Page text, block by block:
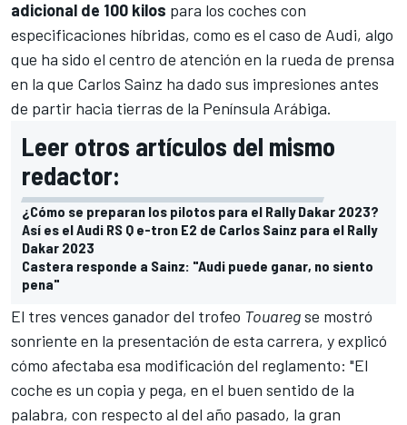
adicional de 100 kilos para los coches con
especificaciones híbridas, como es el caso de Audi, algo
que ha sido el centro de atención en la rueda de prensa
en la que Carlos Sainz ha dado sus impresiones antes
de partir hacia tierras de la Península Arábiga.
Leer otros artículos del mismo
redactor:
¿Cómo se preparan los pilotos para el Rally Dakar 2023?
Así es el Audi RS Q e-tron E2 de Carlos Sainz para el Rally
Dakar 2023
Castera responde a Sainz: "Audi puede ganar, no siento
pena"
El tres vences ganador del trofeo Touaregse mostró
sonriente en la presentación de esta carrera, y explicó
cómo afectaba esa modificación del reglamento: "El
coche es un copia y pega, en el buen sentido de la
palabra, con respecto al del año pasado, la gran